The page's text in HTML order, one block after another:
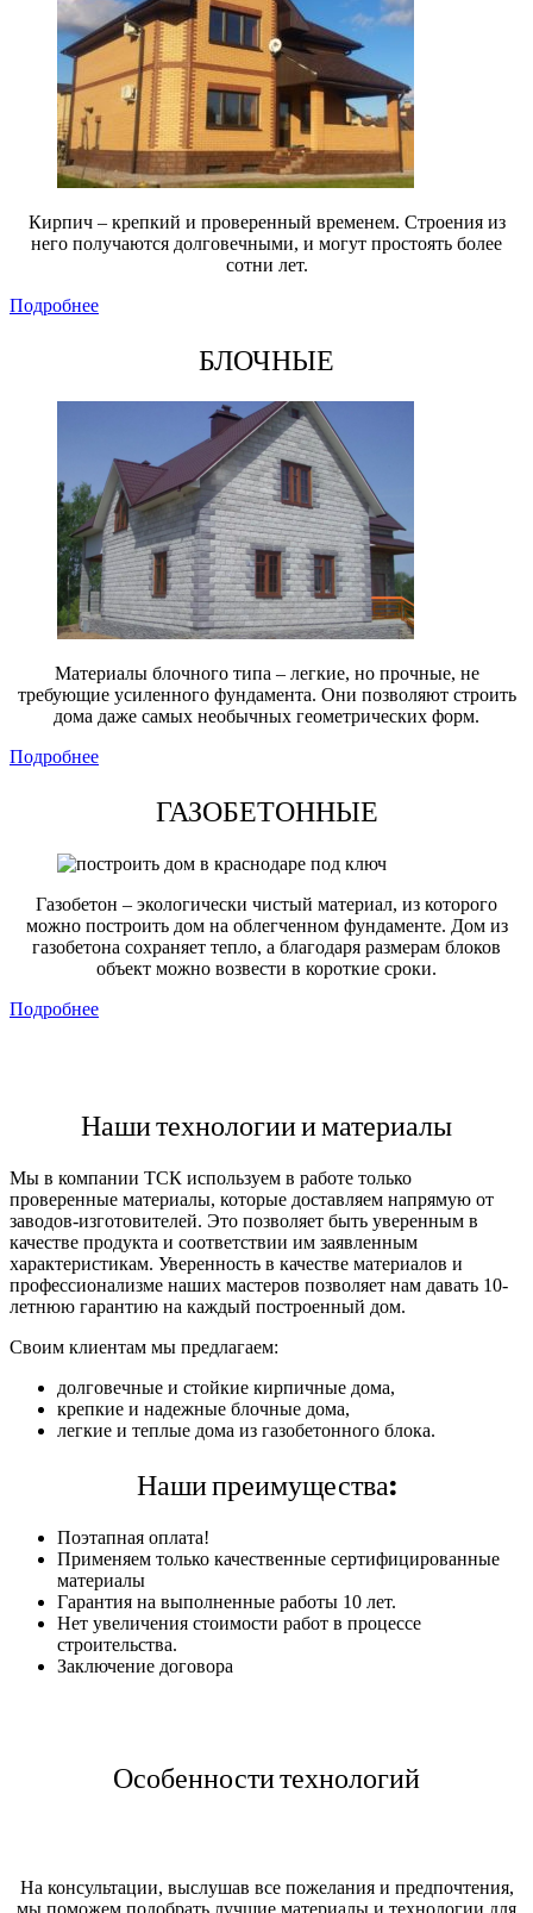
Кирпич – крепкий и проверенный временем. Строения из
него получаются долговечными, и могут простоять более
сотни лет.
Подробнее
БЛОЧНЫЕ
Материалы блочного типа – легкие, но прочные, не
требующие усиленного фундамента. Они позволяют строить
дома даже самых необычных геометрических форм.
Подробнее
ГАЗОБЕТОННЫЕ
Газобетон – экологически чистый материал, из которого
можно построить дом на облегченном фундаменте. Дом из
газобетона сохраняет тепло, а благодаря размерам блоков
объект можно возвести в короткие сроки.
Подробнее
Наши технологии и материалы
Мы в компании ТСК используем в работе только
проверенные материалы, которые доставляем напрямую от
заводов-изготовителей. Это позволяет быть уверенным в
качестве продукта и соответствии им заявленным
характеристикам. Уверенность в качестве материалов и
профессионализме наших мастеров позволяет нам давать 10-
летнюю гарантию на каждый построенный дом.
Своим клиентам мы предлагаем:
долговечные и стойкие кирпичные дома,
крепкие и надежные блочные дома,
легкие и теплые дома из газобетонного блока.
Наши преимущества:
Поэтапная оплата!
Применяем только качественные сертифицированные
материалы
Гарантия на выполненные работы 10 лет.
Нет увеличения стоимости работ в процессе
строительства.
Заключение договора
Особенности технологий
На консультации, выслушав все пожелания и предпочтения,
мы поможем подобрать лучшие материалы и технологии для